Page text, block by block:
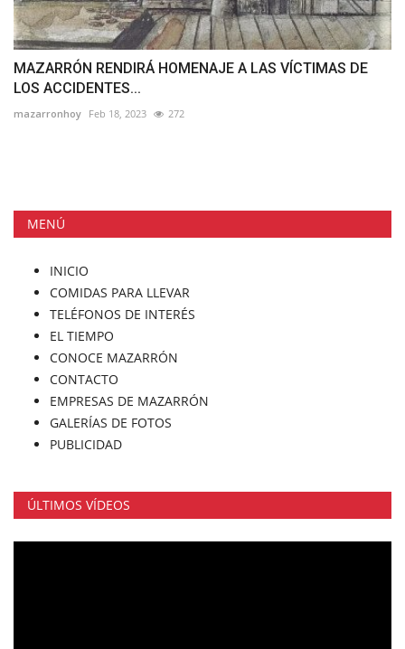
MAZARRÓN RENDIRÁ HOMENAJE A LAS VÍCTIMAS DE
LOS ACCIDENTES...
mazarronhoy Feb 18, 2023 272
MENÚ
INICIO
COMIDAS PARA LLEVAR
TELÉFONOS DE INTERÉS
EL TIEMPO
CONOCE MAZARRÓN
CONTACTO
EMPRESAS DE MAZARRÓN
GALERÍAS DE FOTOS
PUBLICIDAD
ÚLTIMOS VÍDEOS